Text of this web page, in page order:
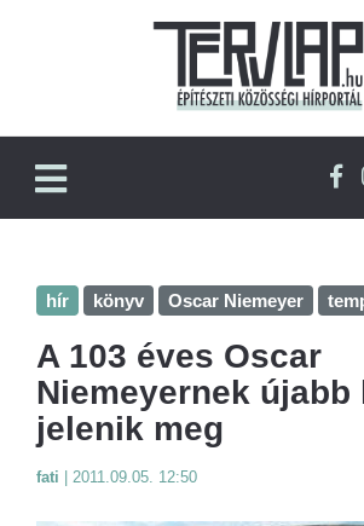
hír könyv Oscar Niemeyer
A 103 éves Oscar
Niemeyernek újabb
jelenik meg
fati 2011.09.05. 12:50